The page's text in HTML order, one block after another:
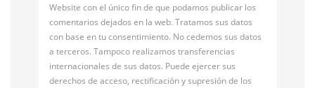
Website con el único fin de que podamos publicar los
comentarios dejados en la web. Tratamos sus datos
con base en tu consentimiento. No cedemos sus datos
a terceros. Tampoco realizamos transferencias
internacionales de sus datos. Puede ejercer sus
derechos de acceso, rectificación y supresión de los